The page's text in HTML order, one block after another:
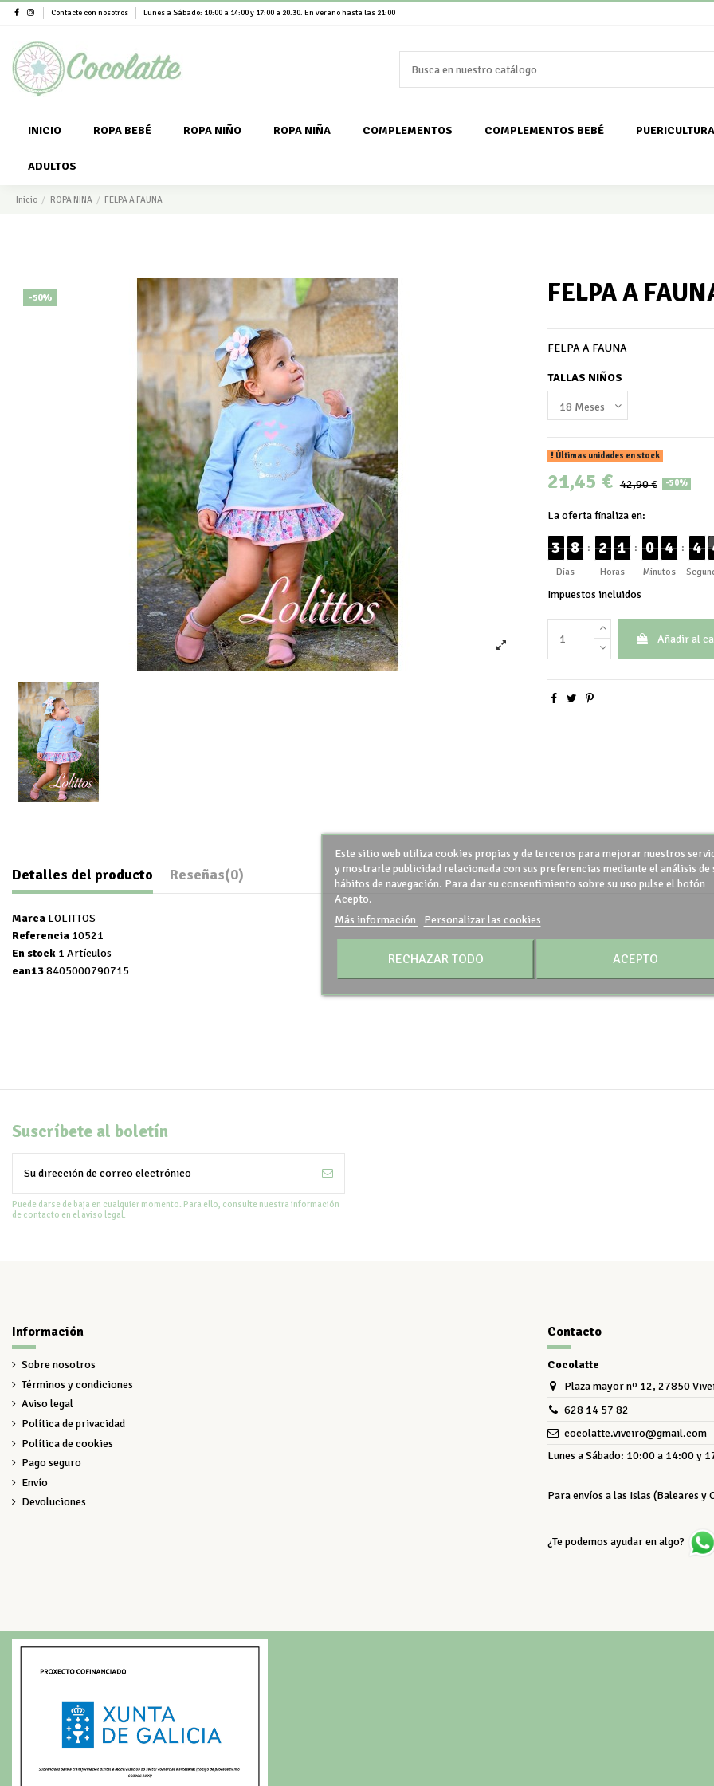
Contacte con nosotros Lunes a Sábado: 10:00 a 14:00 y 17:00 a 20.30. En verano hasta las 21:00
INICIO ROPA BEBÉ ROPA NIÑO ROPA NIÑA COMPLEMENTOS COMPLEMENTOS BEBÉ PUERICULTURA
ADULTOS
Inicio ROPA NIÑA FELPA A FAUNA
-50% FELPA A
FELPA A FAUNA
TALLAS NIÑOS
Últimas unidades en stock
21,45 € 42,90 € -50%
La oferta finaliza en:
3 8
Días
: 2 1
Horas
: 0 4
Minutos
: 4
Impuestos incluidos
Añadir al
Detalles del producto Reseñas(0)
Marca LOLITTOS
Referencia 10521
En stock 1 Artículos
ean138405000790715
Suscríbete al boletín
Puede darse de baja en cualquier momento. Para ello, consulte nuestra información
de contacto en el aviso legal.
Información
Sobre nosotros
Términos y condiciones
Aviso legal
Política de privacidad
Política de cookies
Pago seguro
Envío
Devoluciones
Contacto
Cocolatte
Plaza mayor nº 12, 27850
628 14 57 82
cocolatte.viveiro@gmail.com
Lunes a Sábado: 10:00 a 14:00 y
Para envíos a las Islas (Baleares
¿Te podemos ayudar en algo?
Este sitio web utiliza cookies propias y de terceros para mejorar nuestros
y mostrarle publicidad relacionada con sus preferencias mediante el análisis de
hábitos de navegación. Para dar su consentimiento sobre su uso pulse el botón
Acepto.
Más información
Personalizar las cookies
RECHAZAR TODO ACEPTO